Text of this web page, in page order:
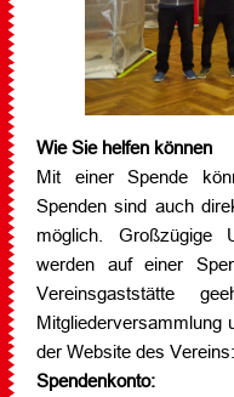
Wie Sie helfen können
Mit einer Spende
Spenden sind auch
möglich. Großzügige
werden auf einer
Vereinsgaststätte
Mitgliederversammlung
der Website des Vereins:
Spendenkonto: